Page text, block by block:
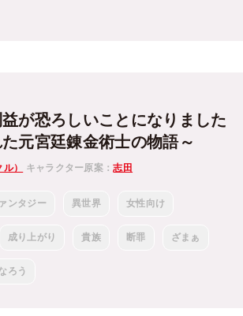
が恐ろしいことになりました
元宮廷錬金術士の物語～
） キャラクター原案：志田
ンタジー 異世界 女性向け
成り上がり 貴族 断罪 ざまぁ
ろう